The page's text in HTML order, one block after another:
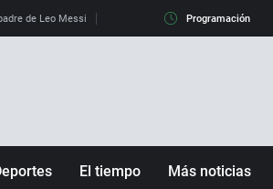
de Leo Messi La diferencia entre observar el
Programación
El tiempo Más noticias